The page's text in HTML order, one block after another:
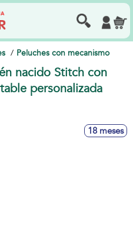
Peluches con mecanismo
nacido Stitch con
personalizada
18 meses